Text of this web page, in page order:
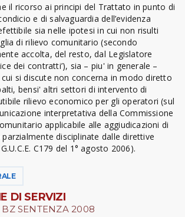
il ricorso ai principi del Trattato in punto di
e di salvaguardia dell’evidenza
sia nelle ipotesi in cui non risulti
di rilievo comunitario (secondo
accolta, del resto, dal Legislatore
dei contratti’), sia – piu' in generale –
cui si discute non concerna in modo diretto
bensi' altri settori di intervento di
rilievo economico per gli operatori (sul
interpretativa della Commissione
applicabile alle aggiudicazioni di
disciplinate dalle direttive
C179 del 1° agosto 2006).
DI SERVIZI
SENTENZA 2008